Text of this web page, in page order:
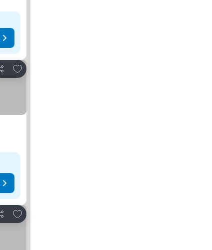
Ajouter à mes favoris
Ajouter à mes favoris